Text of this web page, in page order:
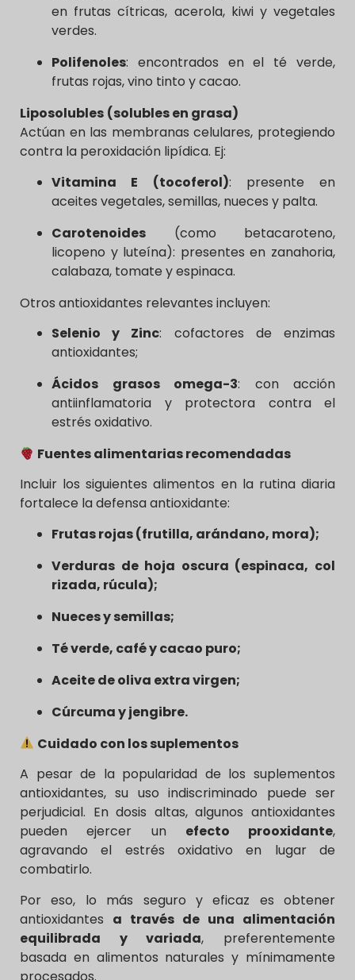
en frutas cítricas, acerola, kiwi y vegetales
verdes.
Polifenoles: encontrados en el té verde,
frutas rojas, vino tinto y cacao.
Liposolubles (solubles en grasa)
Actúan en las membranas celulares, protegiendo
contra la peroxidación lipídica. Ej:
Vitamina E (tocoferol): presente en
aceites vegetales, semillas, nueces y palta.
Carotenoides (como betacaroteno,
licopeno y luteína): presentes en zanahoria,
calabaza, tomate y espinaca.
Otros antioxidantes relevantes incluyen:
Selenio y Zinc: cofactores de enzimas
antioxidantes;
Ácidos grasos omega-3: con acción
antiinflamatoria y protectora contra el
estrés oxidativo.
Fuentes alimentarias recomendadas
Incluir los siguientes alimentos en la rutina diaria
fortalece la defensa antioxidante:
Frutas rojas (frutilla, arándano, mora);
Verduras de hoja oscura (espinaca, col
rizada, rúcula);
Nueces y semillas;
Té verde, café y cacao puro;
Aceite de oliva extra virgen;
Cúrcuma y jengibre.
Cuidado con los suplementos
A pesar de la popularidad de los suplementos
antioxidantes, su uso indiscriminado puede ser
perjudicial. En dosis altas, algunos antioxidantes
pueden ejercer un efecto prooxidante,
agravando el estrés oxidativo en lugar de
combatirlo.
Por eso, lo más seguro y eficaz es obtener
antioxidantes a través de una alimentación
equilibrada y variada, preferentemente
basada en alimentos naturales y mínimamente
procesados.